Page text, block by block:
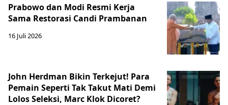
Prabowo dan Modi Resmi Kerja
Sama Restorasi Candi Prambanan
16 Juli 2026
John Herdman Bikin Terkejut! Para
Pemain Seperti Tak Takut Mati Demi
Lolos Seleksi, Marc Klok Dicoret?